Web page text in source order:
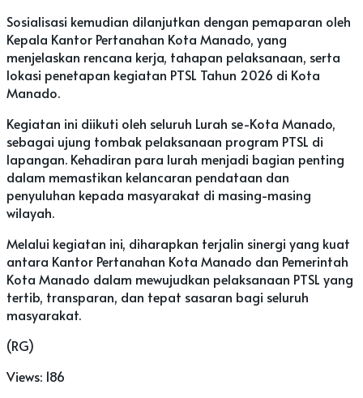
Sosialisasi kemudian dilanjutkan dengan pemaparan oleh
Kepala Kantor Pertanahan Kota Manado, yang
menjelaskan rencana kerja, tahapan pelaksanaan, serta
lokasi penetapan kegiatan PTSL Tahun 2026 di Kota
Manado.
Kegiatan ini diikuti oleh seluruh Lurah se-Kota Manado,
sebagai ujung tombak pelaksanaan program PTSL di
lapangan. Kehadiran para lurah menjadi bagian penting
dalam memastikan kelancaran pendataan dan
penyuluhan kepada masyarakat di masing-masing
wilayah.
Melalui kegiatan ini, diharapkan terjalin sinergi yang kuat
antara Kantor Pertanahan Kota Manado dan Pemerintah
Kota Manado dalam mewujudkan pelaksanaan PTSL yang
tertib, transparan, dan tepat sasaran bagi seluruh
masyarakat.
(RG)
Views: 186